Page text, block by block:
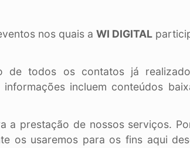
nos quais aWI DIGITAL
de todos os contatos já
incluem conteúdos
a prestação de nossos serviços.
os usaremos para os fins aqui